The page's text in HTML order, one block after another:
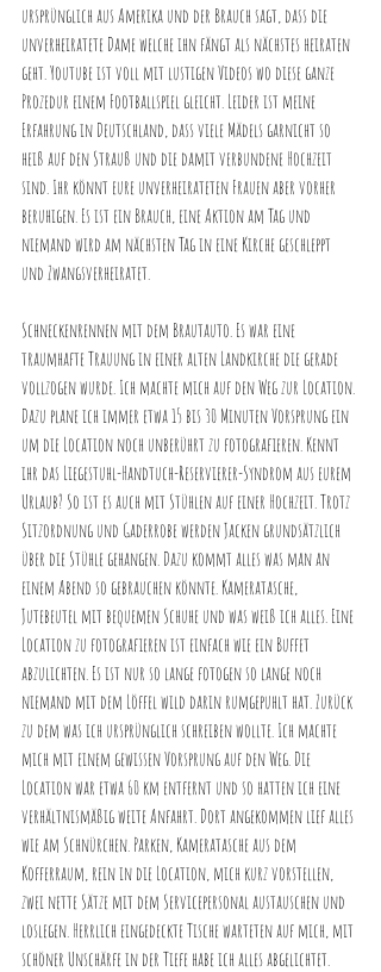
ursprünglich aus Amerika und der Brauch sagt, dass die
unverheiratete Dame welche ihn fängt als nächstes heiraten
geht. Youtube ist voll mit lustigen Videos wo diese ganze
Prozedur einem Footballspiel gleicht. Leider ist meine
Erfahrung in Deutschland, dass viele Mädels garnicht so
heiß auf den Strauß und die damit verbundene Hochzeit
sind. Ihr könnt eure unverheirateten Frauen aber vorher
beruhigen. Es ist ein Brauch, eine Aktion am Tag und
niemand wird am nächsten Tag in eine Kirche geschleppt
und Zwangsverheiratet.
Schneckenrennen mit dem Brautauto. Es war eine
traumhafte Trauung in einer alten Landkirche die gerade
vollzogen wurde. Ich machte mich auf den Weg zur Location.
Dazu plane ich immer etwa 15 bis 30 Minuten Vorsprung ein
um die Location noch unberührt zu fotografieren. Kennt
ihr das Liegestuhl-Handtuch-Reservierer-Syndrom aus eurem
Urlaub? So ist es auch mit Stühlen auf einer Hochzeit. Trotz
Sitzordnung und Gaderrobe werden Jacken grundsätzlich
über die Stühle gehangen. Dazu kommt alles was man an
einem Abend so gebrauchen könnte. Kameratasche,
Jutebeutel mit bequemen Schuhe und was weiß ich alles. Eine
Location zu fotografieren ist einfach wie ein Buffet
abzulichten. Es ist nur so lange fotogen so lange noch
niemand mit dem Löffel wild darin rumgepuhlt hat. Zurück
zu dem was ich ursprünglich schreiben wollte. Ich machte
mich mit einem gewissen Vorsprung auf den Weg. Die
Location war etwa 60 km entfernt und so hatten ich eine
verhältnismäßig weite Anfahrt. Dort angekommen lief alles
wie am Schnürchen. Parken, Kameratasche aus dem
Kofferraum, rein in die Location, mich kurz vorstellen,
zwei nette Sätze mit dem Servicepersonal austauschen und
loslegen. Herrlich eingedeckte Tische warteten auf mich, mit
schöner Unschärfe in der Tiefe habe ich alles abgelichtet.